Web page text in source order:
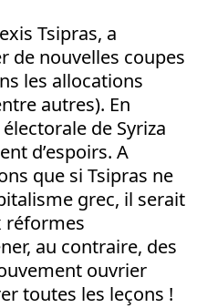
Tsipras, a
de nouvelles coupes
les allocations
autres). En
de Syriza
d’espoirs. A
que si Tsipras ne
grec, il serait
réformes
au contraire, des
ouvrier
toutes les leçons !